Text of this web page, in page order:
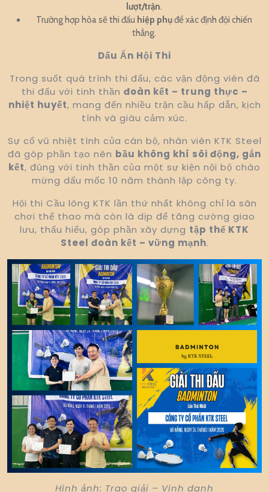
lượt/trận.
Trường hợp hòa sẽ thi đấu hiệp phụđể xác định đội chiến
thắng.
Dấu Ấn Hội Thi
Trong suốt quá trình thi đấu, các vận động viên đã
thi đấu với tinh thần đoàn kết – trung thực –
nhiệt huyết, mang đến nhiều trận cầu hấp dẫn, kịch
tính và giàu cảm xúc.
Sự cổ vũ nhiệt tình của cán bộ, nhân viên KTK Steel
đã góp phần tạo nên bầu không khí sôi động, gắn
kết, đúng với tinh thần của một sự kiện nội bộ chào
mừng dấu mốc 10 năm thành lập công ty.
Hội thi Cầu lông KTK lần thứ nhất không chỉ là sân
chơi thể thao mà còn là dịp để tăng cường giao
lưu, thấu hiểu, góp phần xây dựng tập thể KTK
Steel đoàn kết – vững mạnh.
Hình ảnh: Trao giải – Vinh danh